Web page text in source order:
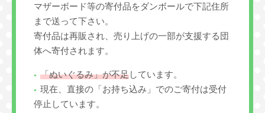
マザーボード等の寄付品をダンボールで下記住所
まで送って下さい。
寄付品は再販され、売り上げの一部が支援する団
体へ寄付されます。
「ぬいぐるみ」が不足しています。
現在、直接の「お持ち込み」でのご寄付は受付
停止しています。